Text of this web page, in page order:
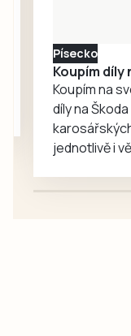
Písecko
Koupím díly
Koupím na
díly na Škoda
jednotlivě i